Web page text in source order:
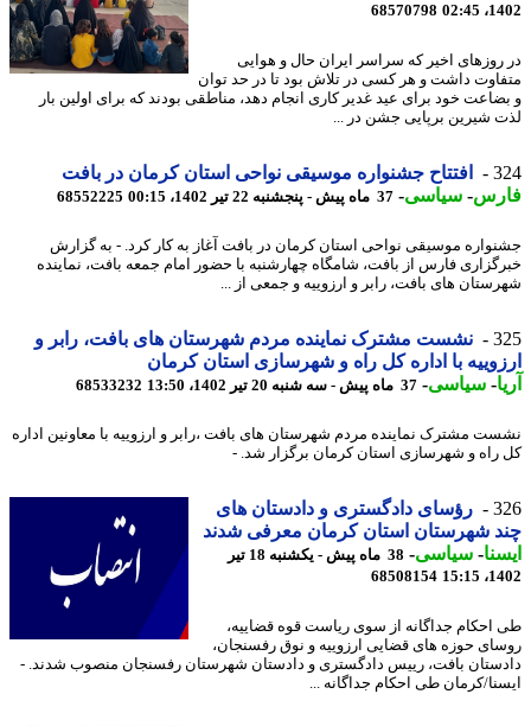
68570798
اخیر که سراسر ایران حال و هوایی
داشت و هر کسی در تلاش بود تا در حد توان
خود برای عید غدیر کاری انجام دهد، مناطقی بودند که برای اولین بار
شیرین برپایی جشن در ...
افتتاح جشنواره موسیقی نواحی استان کرمان در بافت
-سیاسی-37 ماه پیش - پنجشنبه 22 تیر 1402، 00:15 68552225
موسیقی نواحی استان کرمان در بافت آغاز به کار کرد. - به گزارش
فارس از بافت، شامگاه چهارشنبه با حضور امام جمعه بافت، نماینده
های بافت، رابر و ارزوییه و جمعی از ...
نشست مشترک نماینده مردم شهرستان های بافت، رابر و
با اداره کل راه و شهرسازی استان کرمان
-سیاسی-37 ماه پیش - سه شنبه 20 تیر 1402، 13:50 68533232
مشترک نماینده مردم شهرستان های بافت ،رابر و ارزوییه با معاونین اداره
و شهرسازی استان کرمان برگزار شد. -
رؤسای دادگستری و دادستان های
شهرستان استان کرمان معرفی شدند
-سیاسی-
38 ماه پیش - یکشنبه 18 تیر
68508154
جداگانه از سوی ریاست قوه قضاییه،
حوزه های قضایی ارزوییه و نوق رفسنجان،
بافت، رییس دادگستری و دادستان شهرستان رفسنجان منصوب شدند. -
کرمان طی احکام جداگانه ...